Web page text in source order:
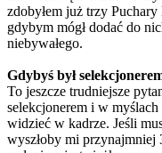
zdobyłem już trzy
gdybym mógł dodać do
niebywałego.
Gdybyś był
To jeszcze trudniejsze
selekcjonerem i w
widzieć w kadrze. Jeśli
wyszłoby mi